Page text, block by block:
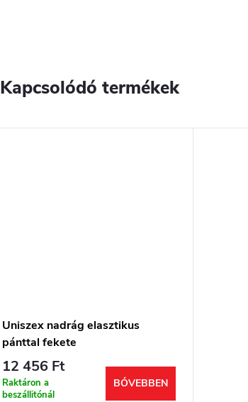
Kapcsolódó termékek
Uniszex nadrág elasztikus
pánttal fekete
12 456 Ft
Raktáron a
beszállitónál
BŐVEBBEN